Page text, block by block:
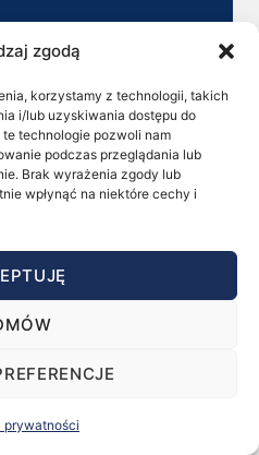
zgodą
korzystamy z technologii, takich
i/lub uzyskiwania dostępu do
technologie pozwoli nam
podczas przeglądania lub
Brak wyrażenia zgody lub
wpłynąć na niektóre cechy i
prywatności
DO NAS
innowacje
polski biznes
RAPORT 2026
LATEST 2026